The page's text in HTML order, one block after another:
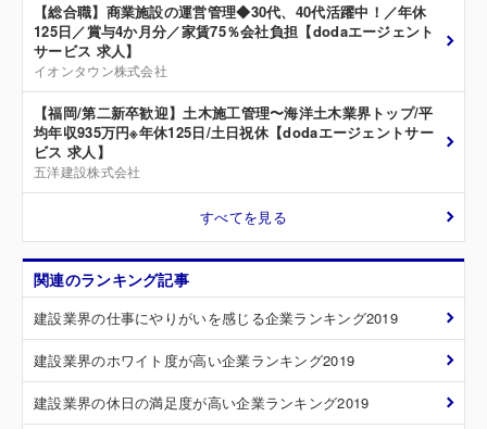
【総合職】商業施設の運営管理◆30代、40代活躍中！／年休
125日／賞与4か月分／家賃75％会社負担【dodaエージェント
サービス 求人】
イオンタウン株式会社
【福岡/第二新卒歓迎】土木施工管理〜海洋土木業界トップ/平
均年収935万円※年休125日/土日祝休【dodaエージェントサー
ビス 求人】
五洋建設株式会社
すべてを見る
関連のランキング記事
建設業界の仕事にやりがいを感じる企業ランキング2019
建設業界のホワイト度が高い企業ランキング2019
建設業界の休日の満足度が高い企業ランキング2019